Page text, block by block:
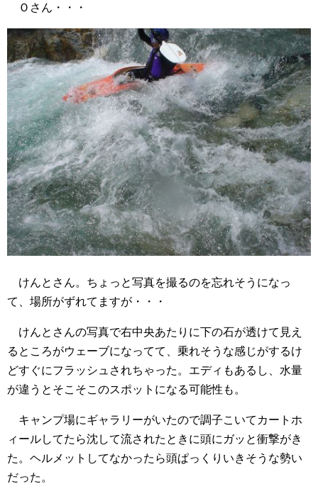
Ｏさん・・・
けんとさん。ちょっと写真を撮るのを忘れそうになっ
て、場所がずれてますが・・・
けんとさんの写真で右中央あたりに下の石が透けて見え
るところがウェーブになってて、乗れそうな感じがするけ
どすぐにフラッシュされちゃった。エディもあるし、水量
が違うとそこそこのスポットになる可能性も。
キャンプ場にギャラリーがいたので調子こいてカートホ
ィールしてたら沈して流されたときに頭にガッと衝撃がき
た。ヘルメットしてなかったら頭ぱっくりいきそうな勢い
だった。